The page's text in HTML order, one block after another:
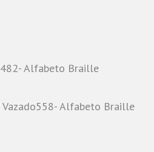
482- Alfabeto Braille
558- Alfabeto Braille